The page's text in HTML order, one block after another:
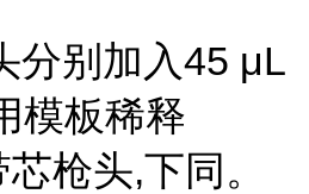
分别加入45 μL
模板稀释
枪头,下同。